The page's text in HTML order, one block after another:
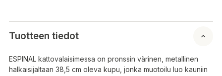
Tuotteen tiedot
ESPINAL kattovalaisimessa on pronssin värinen, metallinen
halkaisijaltaan 38,5 cm oleva kupu, jonka muotoilu luo kauniin